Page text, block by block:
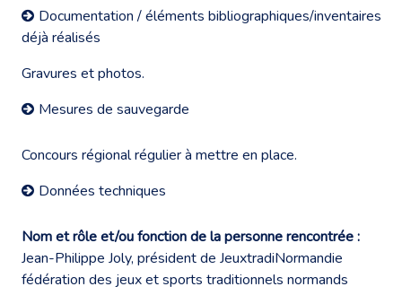
Documentation / éléments bibliographiques/inventaires
déjà réalisés
Gravures et photos.
Mesures de sauvegarde
Concours régional régulier à mettre en place.
Données techniques
Nom et rôle et/ou fonction de la personne rencontrée :
Jean-Philippe Joly, président de JeuxtradiNormandie
fédération des jeux et sports traditionnels normands